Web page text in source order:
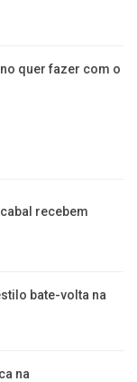
quer fazer com o
recebem
bate-volta na
na